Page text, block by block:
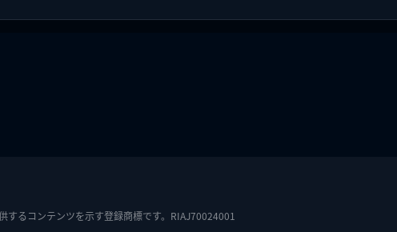
するコンテンツを示す登録商標です。RIAJ70024001